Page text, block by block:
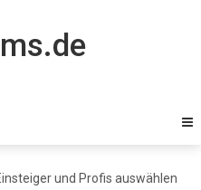
und Profis auswählen